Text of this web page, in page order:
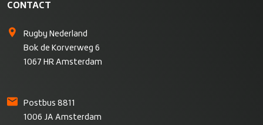
CONTACT
Rugby Nederland
Bok de Korverweg 6
1067 HR Amsterdam
Postbus 8811
1006 JA Amsterdam